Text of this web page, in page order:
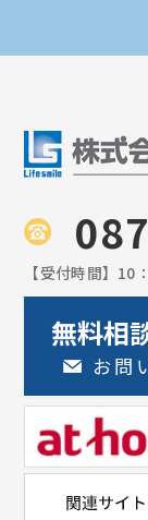
【受付時間】 10
無料相
お問